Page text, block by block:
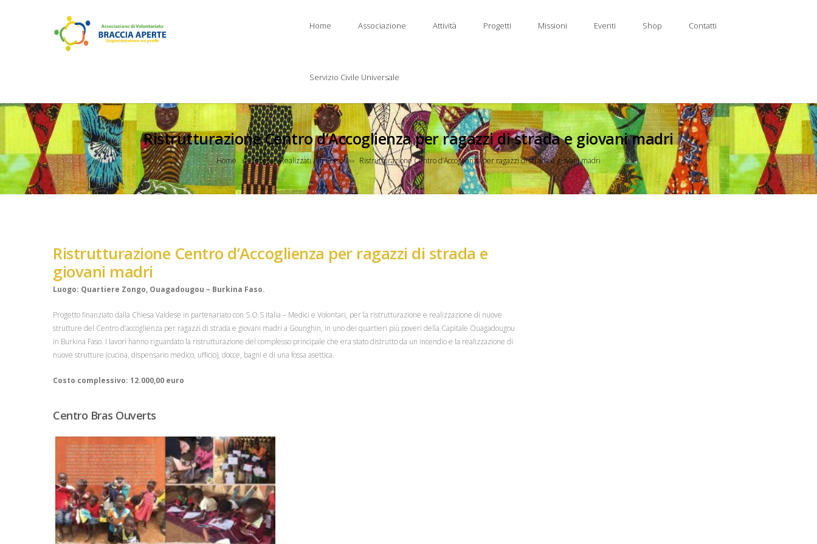
Home Associazione Attività Progetti Missioni Eventi Shop Contatti
Servizio Civile Universale
Ristrutturazione Centro d’Accoglienza per ragazzi di strada e giovani madri
Home >> Progetti Realizzati / In Corso >> Ristrutturazione Centro d’Accoglienza per ragazzi di strada e giovani madri
Ristrutturazione Centro d’Accoglienza per ragazzi di strada e
giovani madri
Luogo: Quartiere Zongo, Ouagadougou – Burkina Faso.
Progetto finanziato dalla Chiesa Valdese in partenariato con S.O.S Italia – Medici e Volontari, per la ristrutturazione e realizzazione di nuove
strutture del Centro d’accoglienza per ragazzi di strada e giovani madri a Gounghin, in uno dei quartieri più poveri della Capitale Ouagadougou
in Burkina Faso. I lavori hanno riguardato la ristrutturazione del complesso principale che era stato distrutto da un incendio e la realizzazione di
nuove strutture (cucina, dispensario medico, ufficio), docce, bagni e di una fossa asettica.
Costo complessivo: 12.000,00 euro
Centro Bras Ouverts